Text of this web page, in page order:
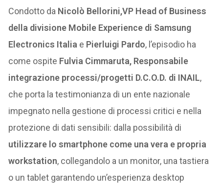
Condotto da Nicolò Bellorini,VP Head of Business
della divisione Mobile Experience di Samsung
Electronics Italia e Pierluigi Pardo, l’episodio ha
come ospite Fulvia Cimmaruta, Responsabile
integrazione processi/progetti D.C.O.D. di INAIL,
che porta la testimonianza di un ente nazionale
impegnato nella gestione di processi critici e nella
protezione di dati sensibili: dalla possibilità di
utilizzare lo smartphone come una vera e propria
workstation, collegandolo a un monitor, una tastiera
o un tablet garantendo un’esperienza desktop